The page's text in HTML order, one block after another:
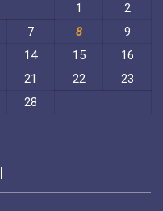
1
2
7 8
9
14 15
16
21 22
23
28